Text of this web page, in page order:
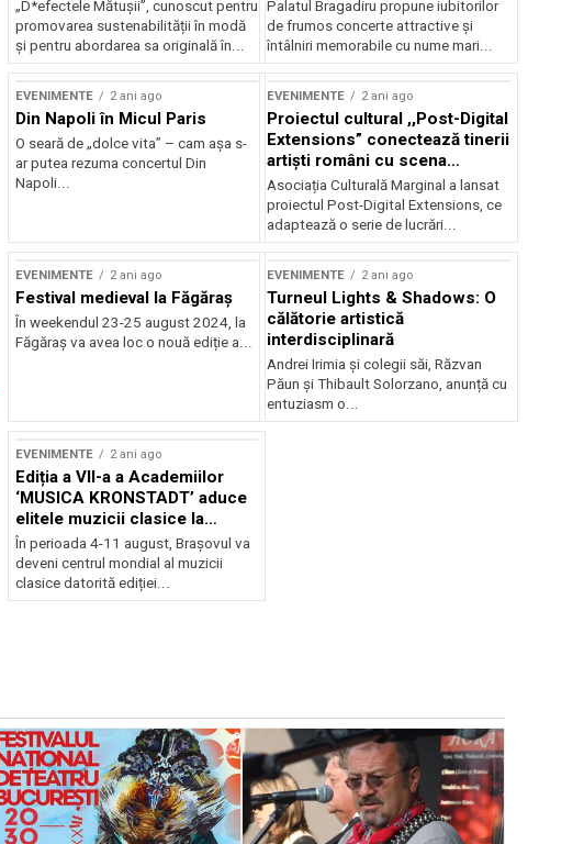
„D*efectele Mătușii”, cunoscut pentru
promovarea sustenabilității în modă
și pentru abordarea sa originală în...
Palatul Bragadiru propune iubitorilor
de frumos concerte attractive şi
întâlniri memorabile cu nume mari...
EVENIMENTE 2 ani ago
Din Napoli în Micul Paris
O seară de „dolce vita” – cam așa s-
ar putea rezuma concertul Din
Napoli...
EVENIMENTE 2 ani ago
Proiectul cultural ,,Post-Digital
Extensions” conectează tinerii
artiști români cu scena
internațională
Asociația Culturală Marginal a lansat
proiectul Post-Digital Extensions, ce
adaptează o serie de lucrări...
EVENIMENTE 2 ani ago
Festival medieval la Făgăraș
În weekendul 23-25 august 2024, la
Făgăraș va avea loc o nouă ediție a...
EVENIMENTE 2 ani ago
Turneul Lights & Shadows: O
călătorie artistică
interdisciplinară
Andrei Irimia și colegii săi, Răzvan
Păun și Thibault Solorzano, anunță cu
entuziasm o...
EVENIMENTE 2 ani ago
Ediția a VII-a a Academiilor
‘MUSICA KRONSTADT’ aduce
elitele muzicii clasice la
Brașov
În perioada 4-11 august, Brașovul va
deveni centrul mondial al muzicii
clasice datorită ediției...